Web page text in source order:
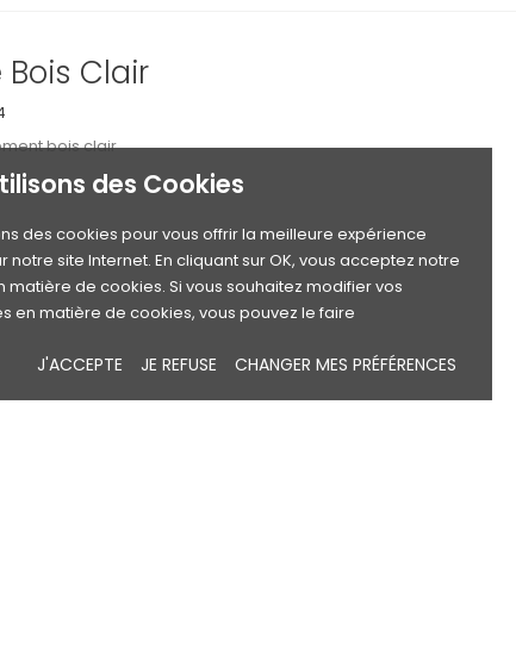
des Cookies
des cookies pour vous offrir la meilleure expérience
notre site Internet. En cliquant sur OK, vous acceptez notre
matière de cookies. Si vous souhaitez modifier vos
en matière de cookies, vous pouvez le faire
J'ACCEPTE JE REFUSE CHANGER MES PRÉFÉRENCES
Clair
bois clair